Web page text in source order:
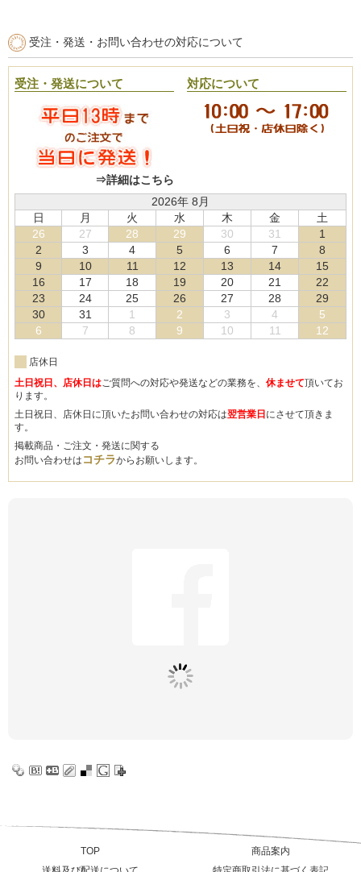
受注・発送・お問い合わせの対応について
受注・発送について
⇒詳細はこちら
対応について
2026年 8月
日
月 火 水 木 金
土
26
27 28 29 30 31
1
2
3 4 5 6 7
8
9
10 11 12 13 14
15
16
17 18 19 20 21
22
23
24 25 26 27 28
29
30
31 1 2 3 4
5
6
7 8 9 10 11 12
店休日
土日祝日、店休日はご質問への対応や発送などの業務を、 休ませて頂いてお
ります。
土日祝日、店休日に頂いたお問い合わせの対応は翌営業日 にさせて頂きま
す。
掲載商品・ご注文・発送に関する
お問い合わせは コチラからお願いします。
TOP
商品案内